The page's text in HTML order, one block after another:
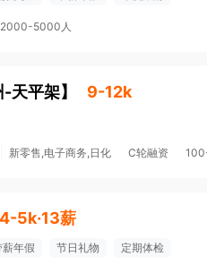
2000-5000人
-天平架】 9-12k
新零售,电子商务,日化 C轮融资
4-5k·13薪
薪年假 节日礼物 定期体检